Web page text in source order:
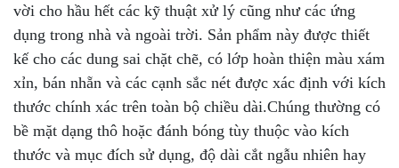
vời cho hầu hết các kỹ thuật xử lý cũng như các ứng
dụng trong nhà và ngoài trời. Sản phẩm này được thiết
kế cho các dung sai chặt chẽ, có lớp hoàn thiện màu xám
xỉn, bán nhẵn và các cạnh sắc nét được xác định với kích
thước chính xác trên toàn bộ chiều dài.Chúng thường có
bề mặt dạng thô hoặc đánh bóng tùy thuộc vào kích
thước và mục đích sử dụng, độ dài cắt ngẫu nhiên hay